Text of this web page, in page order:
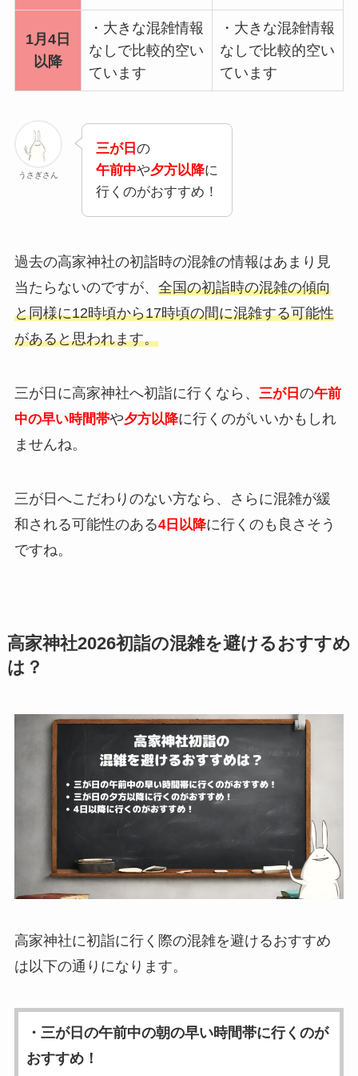
1月4日
以降
・大きな混雑情報
なしで比較的空い
ています
・大きな混雑情報
なしで比較的空い
ています
うさぎさん
三が日 の
午前中や夕方以降に
行くのがおすすめ！
過去の高家神社の初詣時の混雑の情報はあまり見
当たらないのですが、 全国の初詣時の混雑の傾向
と同様に12時頃から17時頃の間に混雑する可能性
があると思われます。
三が日に高家神社へ初詣に行くなら、 三が日 の午前
中の早い時間帯や夕方以降に行くのがいいかもしれ
ませんね。
三が日へこだわりのない方なら、さらに混雑が緩
和される可能性のある4日以降に行くのも良さそう
ですね。
高家神社2026初詣の混雑を避けるおすすめ
は？
高家神社に初詣に行く際の混雑を避けるおすすめ
は以下の通りになります。
・三が日の午前中の朝の早い時間帯に行くのが
おすすめ！